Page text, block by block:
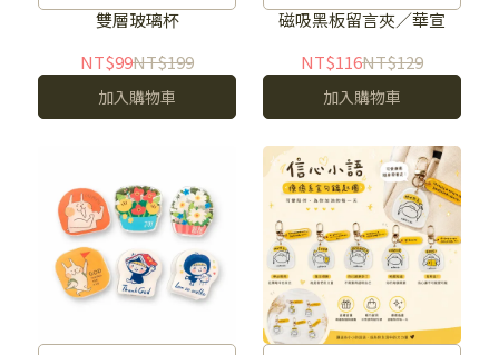
時光。
雙層玻璃杯
NT$99NT$199
加入購物車
磁吸黑板留言夾／華宣
NT$116NT$129
加入購物車